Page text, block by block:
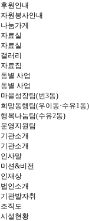
후원안내
자원봉사안내
나눔가게
자료실
자료실
갤러리
자료집
동별 사업
동별 사업
마을성장팀(번3동)
희망동행팀(우이동·수유1동)
행복나눔팀(수유2동)
운영지원팀
기관소개
기관소개
인사말
미션&비전
인재상
법인소개
기관발자취
조직도
시설현황